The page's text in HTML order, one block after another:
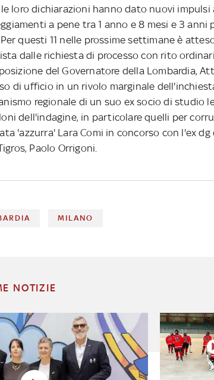
le loro dichiarazioni hanno dato nuovi
a pene tra 1 anno e 8 mesi e 3 anni
questi 11 nelle prossime settimane è
dalle richiesta di processo con rito
del Governatore della Lombardia,
di ufficio in un rivolo marginale
regionale di un suo ex socio di studio
dell'indagine, in particolare quelli per
'azzurra' Lara Comi in concorso con l'ex dg
Paolo Orrigoni.
MILANO
NOTIZIE